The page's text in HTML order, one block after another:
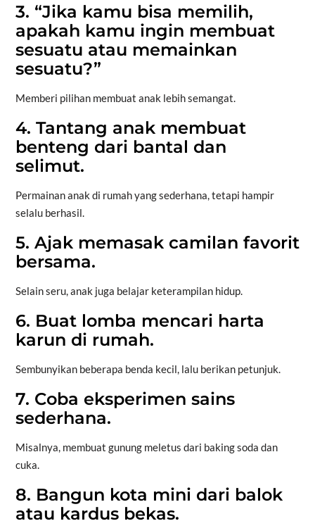
3. “Jika kamu bisa memilih,
apakah kamu ingin membuat
sesuatu atau memainkan
sesuatu?”
Memberi pilihan membuat anak lebih semangat.
4. Tantang anak membuat
benteng dari bantal dan
selimut.
Permainan anak di rumah yang sederhana, tetapi hampir
selalu berhasil.
5. Ajak memasak camilan favorit
bersama.
Selain seru, anak juga belajar keterampilan hidup.
6. Buat lomba mencari harta
karun di rumah.
Sembunyikan beberapa benda kecil, lalu berikan petunjuk.
7. Coba eksperimen sains
sederhana.
Misalnya, membuat gunung meletus dari baking soda dan
cuka.
8. Bangun kota mini dari balok
atau kardus bekas.